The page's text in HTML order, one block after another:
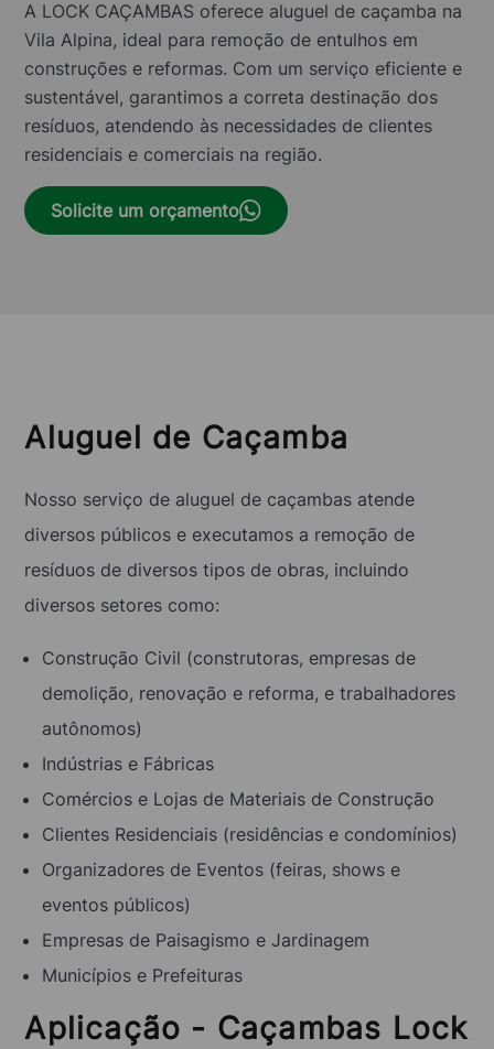
A LOCK CAÇAMBAS oferece aluguel de caçamba na
Vila Alpina, ideal para remoção de entulhos em
construções e reformas. Com um serviço eficiente e
sustentável, garantimos a correta destinação dos
resíduos, atendendo às necessidades de clientes
residenciais e comerciais na região.
Solicite um orçamento
Aluguel de Caçamba
Nosso serviço de aluguel de caçambas atende
diversos públicos e executamos a remoção de
resíduos de diversos tipos de obras, incluindo
diversos setores como:
Construção Civil (construtoras, empresas de
demolição, renovação e reforma, e trabalhadores
autônomos)
Indústrias e Fábricas
Comércios e Lojas de Materiais de Construção
Clientes Residenciais (residências e condomínios)
Organizadores de Eventos (feiras, shows e
eventos públicos)
Empresas de Paisagismo e Jardinagem
Municípios e Prefeituras
Aplicação - Caçambas Lock